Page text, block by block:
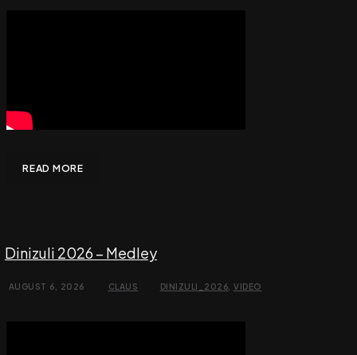
READ MORE
Dinizuli 2026 – Medley
AUGUST 6, 2026 CLAUS DINIZULI_2026 VIDEO